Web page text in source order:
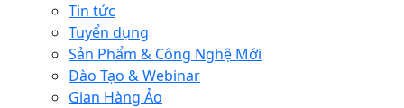
Tin tức
Tuyển dụng
Sản Phẩm & Công Nghệ Mới
Đào Tạo & Webinar
Gian Hàng Ảo